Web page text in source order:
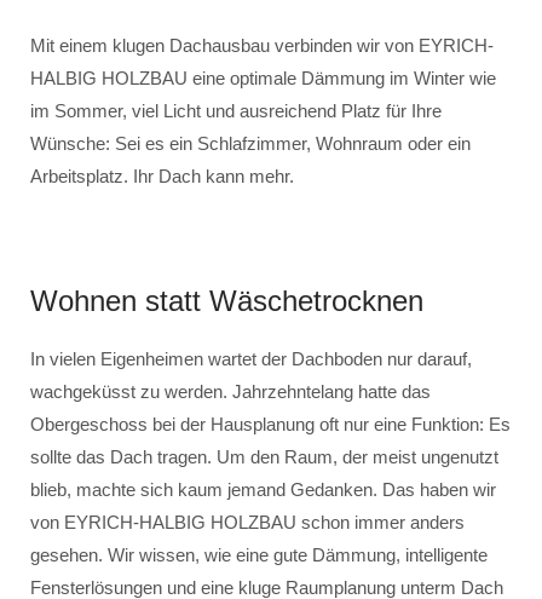
Mit einem klugen Dachausbau verbinden wir von EYRICH-
HALBIG HOLZBAU eine optimale Dämmung im Winter wie
im Sommer, viel Licht und ausreichend Platz für Ihre
Wünsche: Sei es ein Schlafzimmer, Wohnraum oder ein
Arbeitsplatz. Ihr Dach kann mehr.
Wohnen statt Wäschetrocknen
In vielen Eigenheimen wartet der Dachboden nur darauf,
wachgeküsst zu werden. Jahrzehntelang hatte das
Obergeschoss bei der Hausplanung oft nur eine Funktion: Es
sollte das Dach tragen. Um den Raum, der meist ungenutzt
blieb, machte sich kaum jemand Gedanken. Das haben wir
von EYRICH-HALBIG HOLZBAU schon immer anders
gesehen. Wir wissen, wie eine gute Dämmung, intelligente
Fensterlösungen und eine kluge Raumplanung unterm Dach